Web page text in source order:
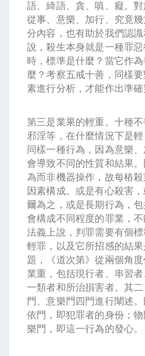
語、綺語、貪、嗔、癡。
從事、意樂、加行、究竟
分內容，也有助於我們認
說，殺生本身就是一種罪
時，標準是什麼？當它作
麼？考察五戒十善，同樣
素進行分析，才能作出準確
第三是業果的輕重。十種不
邪淫等，在什麼情況下是
同樣一種行為，因為意樂
會導致不同的性質和結果
為而非機器操作，故每樁
因素構成。或是有心殺害
爾為之，或是長期行為，
會構成不同程度的罪業，
法義上說，判罪需要有個
輕罪，以及它所招感的結
題，《道次第》從兩個角
業重，包括現行者、串習
一類者和所治損害者。其
門、意樂門四門進行闡述
依門，即犯罪者的身份；
樂門，即這一行為的發心。